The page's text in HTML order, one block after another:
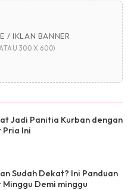
/ IKLAN BANNER
300 X 600)
Jadi Panitia Kurban dengan
Pria Ini
Sudah Dekat? Ini Panduan
Demi minggu